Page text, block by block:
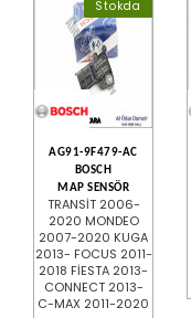
Stokda
AG91-9F479-AC
BOSCH
MAP SENSÖR
TRANSİT 2006-
2020 MONDEO
2007-2020 KUGA
2013- FOCUS 2011-
2018 FİESTA 2013-
CONNECT 2013-
C-MAX 2011-2020